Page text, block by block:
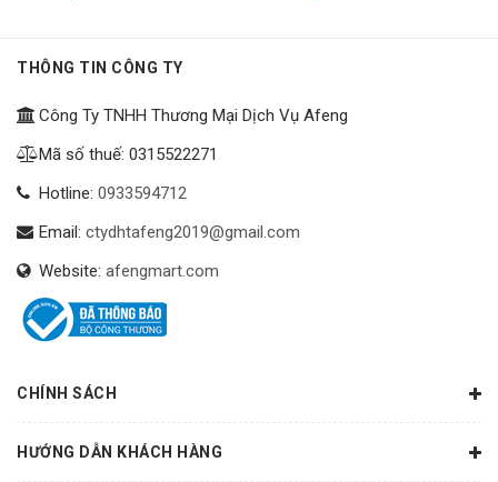
THÔNG TIN CÔNG TY
Công Ty TNHH Thương Mại Dịch Vụ Afeng
Mã số thuế: 0315522271
Hotline: 0933594712
Email: ctydhtafeng2019@gmail.com
Website: afengmart.com
CHÍNH SÁCH
HƯỚNG DẪN KHÁCH HÀNG